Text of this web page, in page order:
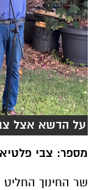
על הדשא אצל
מספר: צבי
שר החינוך החליט